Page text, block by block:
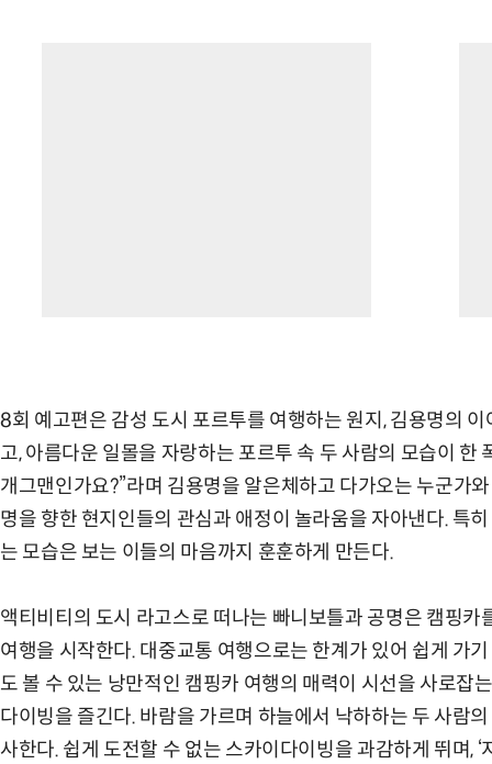
8회 예고편은 감성 도시 포르투를 여행하는 원지, 김용명의
고, 아름다운 일몰을 자랑하는 포르투 속 두 사람의 모습이 한
개그맨인가요?”라며 김용명을 알은체하고 다가오는 누군가
명을 향한 현지인들의 관심과 애정이 놀라움을 자아낸다. 특
는 모습은 보는 이들의 마음까지 훈훈하게 만든다.
액티비티의 도시 라고스로 떠나는 빠니보틀과 공명은 캠핑
여행을 시작한다. 대중교통 여행으로는 한계가 있어 쉽게 가
도 볼 수 있는 낭만적인 캠핑카 여행의 매력이 시선을 사로잡
다이빙을 즐긴다. 바람을 가르며 하늘에서 낙하하는 두 사람
사한다. 쉽게 도전할 수 없는 스카이다이빙을 과감하게 뛰며, ‘